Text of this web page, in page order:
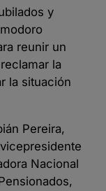
y
reunir un
la
la situación
Pereira,
Nacional